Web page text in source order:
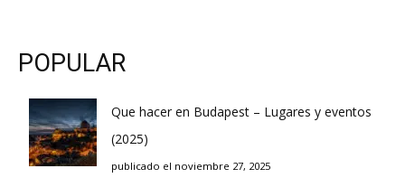
POPULAR
Que hacer en Budapest – Lugares y eventos
(2025)
publicado el noviembre 27, 2025